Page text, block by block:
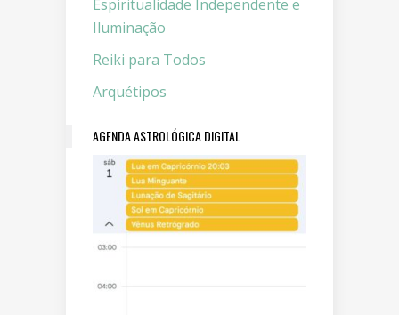
Espiritualidade Independente e
Iluminação
Reiki para Todos
Arquétipos
AGENDA ASTROLÓGICA DIGITAL